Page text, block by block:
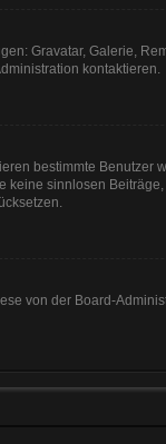
Gravatar, Galerie,
kontaktieren.
bestimmte Benutzer
sinnlosen
von der Board-